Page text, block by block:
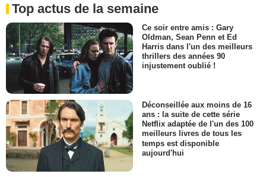
Top actus de la semaine
Ce soir entre amis : Gary
Oldman, Sean Penn et Ed
Harris dans l'un des meilleurs
thrillers des années 90
injustement oublié !
Déconseillée aux moins de 16
ans : la suite de cette série
Netflix adaptée de l'un des 100
meilleurs livres de tous les
temps est disponible
aujourd'hui